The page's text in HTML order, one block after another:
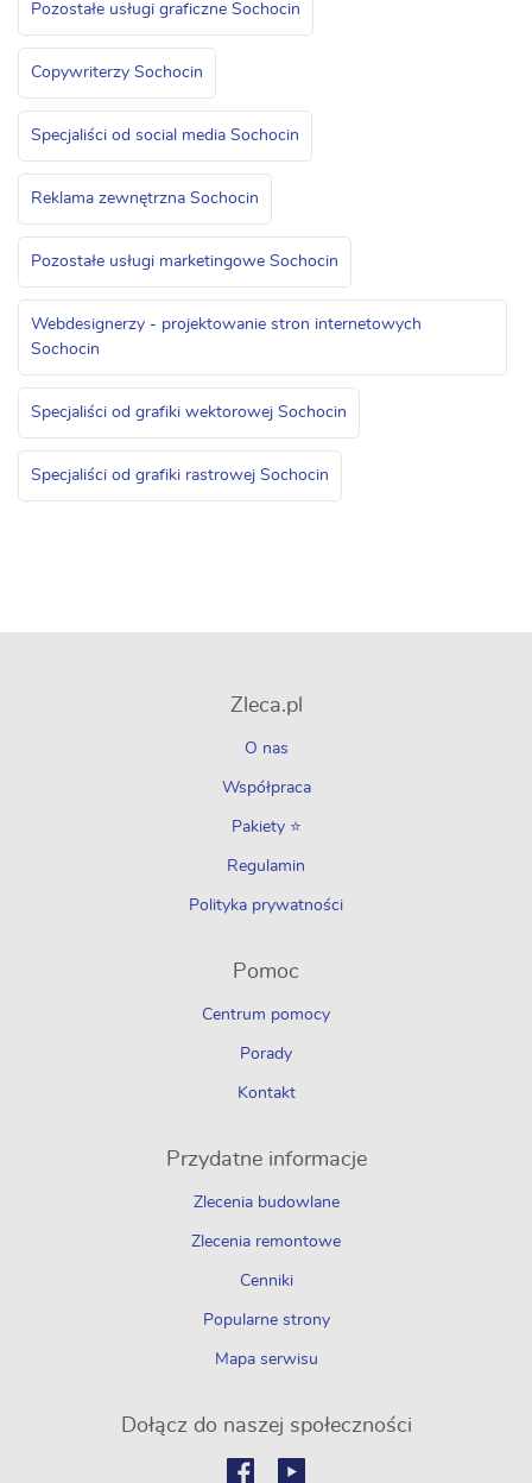
Pozostałe usługi graficzne Sochocin
Copywriterzy Sochocin
Specjaliści od social media Sochocin
Reklama zewnętrzna Sochocin
Pozostałe usługi marketingowe Sochocin
Webdesignerzy - projektowanie stron internetowych
Sochocin
Specjaliści od grafiki wektorowej Sochocin
Specjaliści od grafiki rastrowej Sochocin
Zleca.pl
O nas
Współpraca
Pakiety ⭐
Regulamin
Polityka prywatności
Pomoc
Centrum pomocy
Porady
Kontakt
Przydatne informacje
Zlecenia budowlane
Zlecenia remontowe
Cenniki
Popularne strony
Mapa serwisu
Dołącz do naszej społeczności